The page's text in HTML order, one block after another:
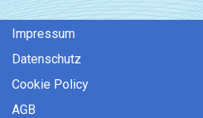
Impressum
Datenschutz
Coo​kie ​Policy
AGB